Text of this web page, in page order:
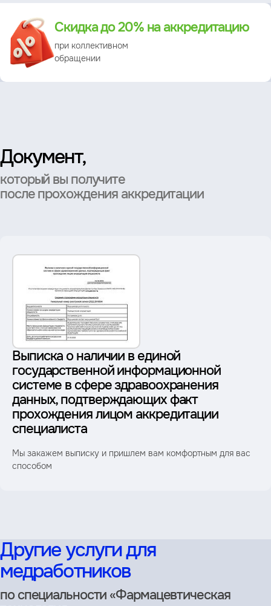
Преимущество
Скидка до 20% на аккредитацию
при коллективном
обращении
Документ,
который вы получите
после прохождения аккредитации
Выписка о наличии в единой
государственной информационной
системе в сфере здравоохранения
данных, подтверждающих факт
прохождения лицом аккредитации
специалиста
Мы закажем выписку и пришлем вам комфортным для вас
способом
Другие услуги для
медработников
по специальности «Фармацевтическая